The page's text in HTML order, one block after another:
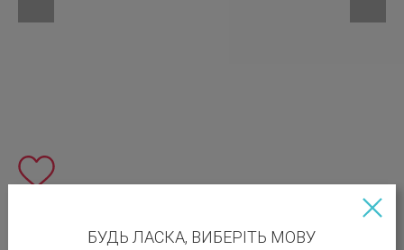
БУДЬ ЛАСКА, ВИБЕРІТЬ МОВУ